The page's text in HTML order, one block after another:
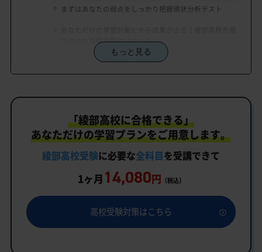
まずはあなたの弱点をしっかり把握現状分析テスト
に向けた受験対策カリキュラム
学習効果をしっかり確認定着度テスト
イドカリキュラム」だから成果が出る！
カリキュラムや料金についてお気軽にご相談くださ
い
綾部高校受験専門のオンライン家庭教師「いつでも
クイック指導」もご用意
綾部高校の特徴
教育理念
もっと見る
「綾部高校に合格できる」
あなただけの学習プランをご用意します。
綾部高校受験に必要な全科目を受講できて
1ヶ月 14,080円 （税込）
高校受験対策はこちら